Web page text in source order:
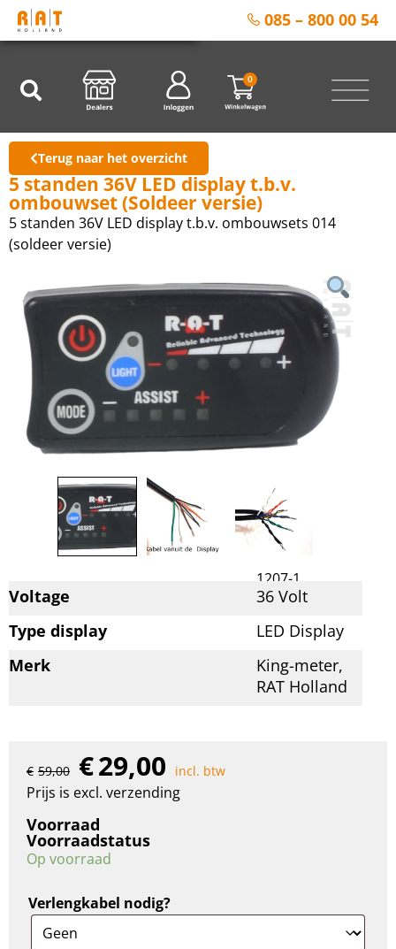
085 – 800 00 54
0
Terug naar het overzicht
5 standen 36V LED display t.b.v.
ombouwset (Soldeer versie)
5 standen 36V LED display t.b.v. ombouwsets 014
(soldeer versie)
Artikelnummer:
1207-1
Voltage
36 Volt
Type display
LED Display
Merk
King-meter,
RAT Holland
€ 59,00 €29,00 incl. btw
Prijs is excl. verzending
Voorraad
Voorraadstatus
Op voorraad
Verlengkabel nodig?